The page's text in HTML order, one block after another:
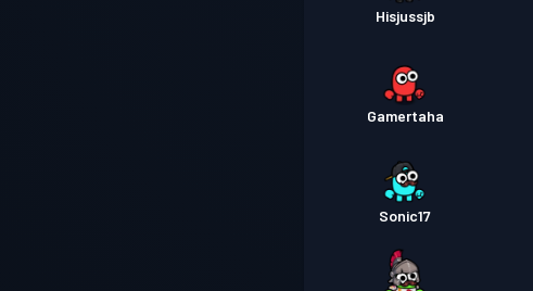
Hisjussjb
Gamertaha
Sonic17